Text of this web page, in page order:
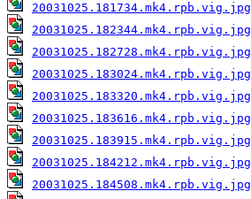
20031025.181734.mk4.rpb.vig.jpg
20031025.182344.mk4.rpb.vig.jpg
20031025.182728.mk4.rpb.vig.jpg
20031025.183024.mk4.rpb.vig.jpg
20031025.183320.mk4.rpb.vig.jpg
20031025.183616.mk4.rpb.vig.jpg
20031025.183915.mk4.rpb.vig.jpg
20031025.184212.mk4.rpb.vig.jpg
20031025.184508.mk4.rpb.vig.jpg